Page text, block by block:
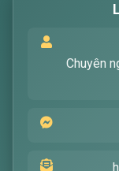
tìm kiếm các
khóa mà bạn
Chuyên